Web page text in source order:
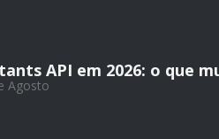
API em 2026: o que
Agosto